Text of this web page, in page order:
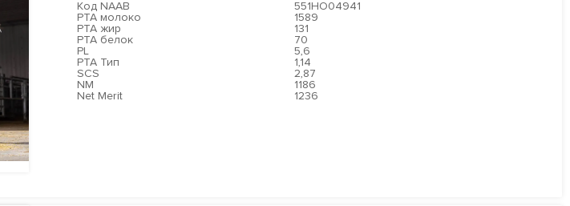
Код NAAB
551HO04941
PTA молоко
1589
PTA жир
131
PTA белок
70
PL
5,6
PTA Тип
1,14
SCS
2,87
NM
1186
Net Merit
1236